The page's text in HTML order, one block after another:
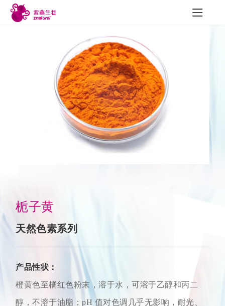
与质量 新闻中心
公司新闻
行业动态
栀子黄
天然色素系列
产品性状：
橙黄色至橘红色粉末，溶于水，可溶于乙醇和丙二
醇，不溶于油脂；pH 值对色调几乎无影响，耐光、